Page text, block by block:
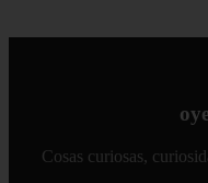
Cosas curiosas,